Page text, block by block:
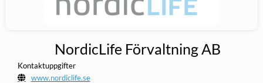
NordicLife Förvaltning AB
Kontaktuppgifter
www.nordiclife.se